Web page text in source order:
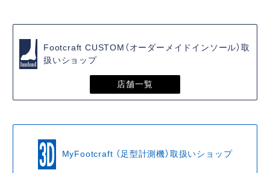
Footcraft CUSTOM（オーダーメイドインソール）取
扱いショップ
店舗一覧
MyFootcraft （足型計測機）取扱いショップ